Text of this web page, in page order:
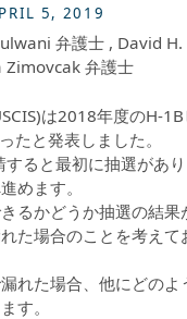
5, 2019
弁護士 , David
Zimovcak 弁護士
は2018年度のH-
たと発表しました。
すると最初に抽選があ
めます。
るかどうか抽選の結果
た場合のことを考えて
れた場合、他にどの
す。